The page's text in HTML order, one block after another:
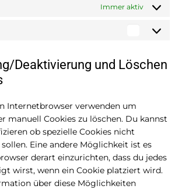
Immer aktiv
Deaktivierung und Löschen
Internetbrowser verwenden um
manuell Cookies zu löschen. Du kannst
ob spezielle Cookies nicht
Eine andere Möglichkeit ist es
derart einzurichten, dass du jedes
wirst, wenn ein Cookie platziert wird.
über diese Möglichkeiten